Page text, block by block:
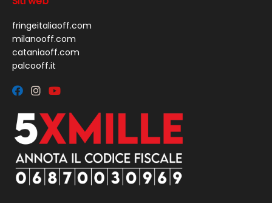
fringeitaliaoff.com
milanooff.com
cataniaoff.com
palcooff.it